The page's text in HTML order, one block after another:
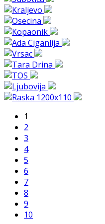
1
2
3
4
5
6
7
8
9
10